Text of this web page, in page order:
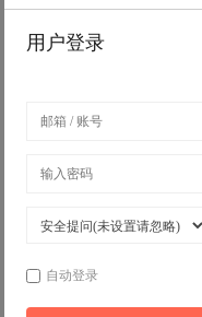
用户登录
自动登录